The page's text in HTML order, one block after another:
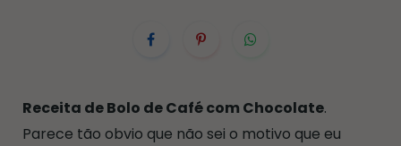
Receita de Bolo de Café com Chocolate.
Parece tão obvio que não sei o motivo que eu